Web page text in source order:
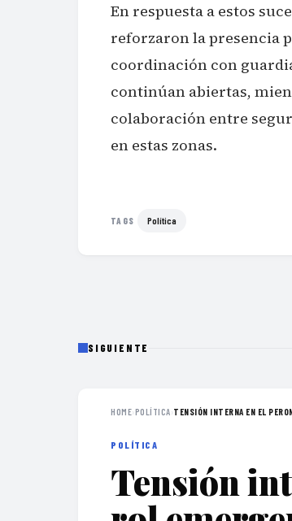
En respuesta a estos
reforzaron la presencia
coordinación con
continúan abiertas,
colaboración entre
en estas zonas.
TAGS Política
SIGUIENTE
HOME›POLÍTICA›TENSIÓN INTERNA EN EL
POLÍTICA
Tensión